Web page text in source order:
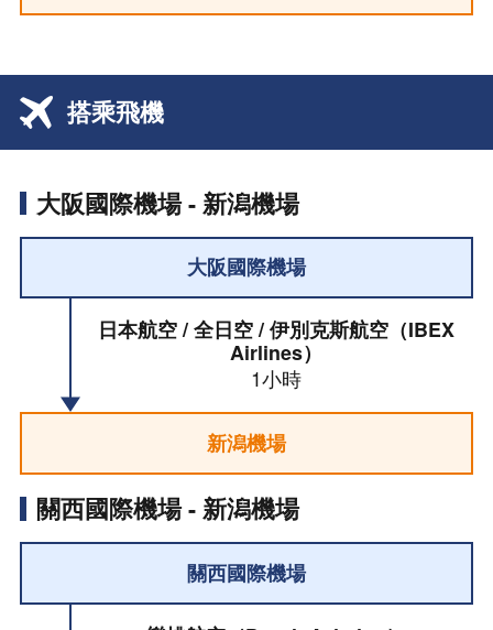
搭乘飛機
大阪國際機場 - 新潟機場
大阪國際機場
日本航空 / 全日空 / 伊別克斯航空（IBEX
Airlines）
1小時
新潟機場
關西國際機場 - 新潟機場
關西國際機場